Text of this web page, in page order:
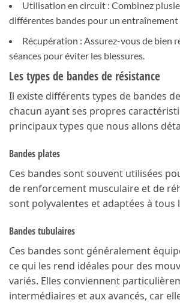
Utilisation en circuit : Combinez
différentes bandes pour un entraînement
Récupération : Assurez-vous de bien
séances pour éviter les blessures.
Les types de bandes de résistance
Il existe différents types de bandes
chacun ayant ses propres
principaux types que nous allons
Bandes plates
Ces bandes sont souvent utilisées
de renforcement musculaire et de
sont polyvalentes et adaptées à tous
Bandes tubulaires
Ces bandes sont généralement
ce qui les rend idéales pour des
variés. Elles conviennent
intermédiaires et aux avancés, car